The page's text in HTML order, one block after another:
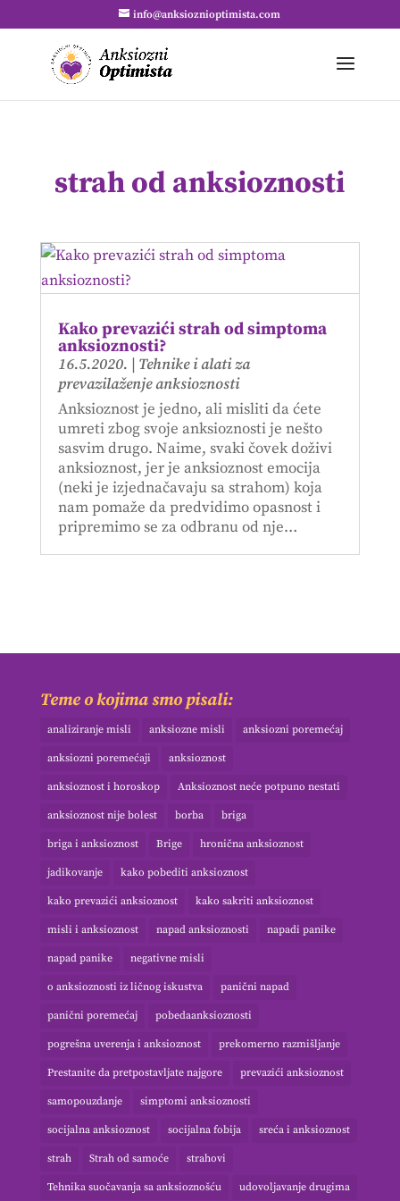
info@anksioznioptimista.com
strah od anksioznosti
Kako prevazići strah od simptoma
anksioznosti?
16.5.2020. | Tehnike i alati za
prevazilaženje anksioznosti
Anksioznost je jedno, ali misliti da ćete
umreti zbog svoje anksioznosti je nešto
sasvim drugo. Naime, svaki čovek doživi
anksioznost, jer je anksioznost emocija
(neki je izjednačavaju sa strahom) koja
nam pomaže da predvidimo opasnost i
pripremimo se za odbranu od nje…
Teme o kojima smo pisali:
analiziranje misli anksiozne misli anksiozni poremećaj
anksiozni poremećaji anksioznost
anksioznost i horoskop Anksioznost neće potpuno nestati
anksioznost nije bolest borba briga
briga i anksioznost Brige hronična anksioznost
jadikovanje kako pobediti anksioznost
kako prevazići anksioznost kako sakriti anksioznost
misli i anksioznost napad anksioznosti napadi panike
napad panike negativne misli
o anksioznosti iz ličnog iskustva panični napad
panični poremećaj pobedaanksioznosti
pogrešna uverenja i anksioznost prekomerno razmišljanje
Prestanite da pretpostavljate najgore prevazići anksioznost
samopouzdanje simptomi anksioznosti
socijalna anksioznost socijalna fobija sreća i anksioznost
strah Strah od samoće strahovi
Tehnika suočavanja sa anksioznošću udovoljavanje drugima